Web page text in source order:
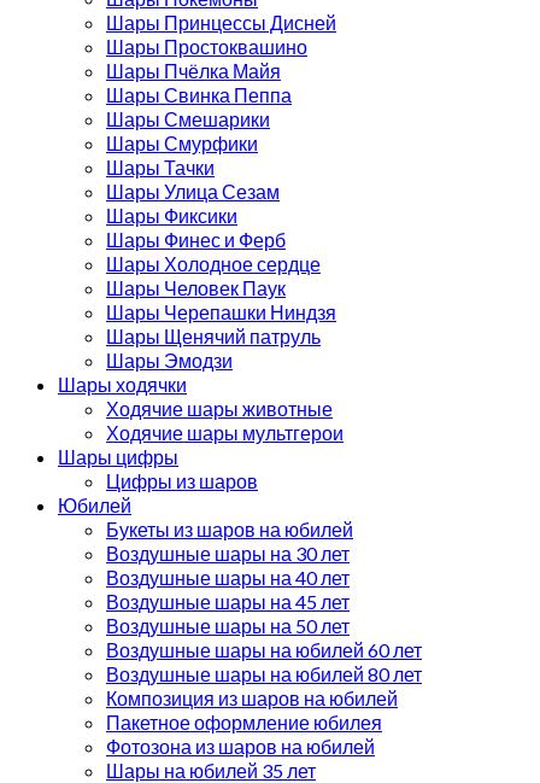
Шары Принцессы Дисней
Шары Простоквашино
Шары Пчёлка Майя
Шары Свинка Пеппа
Шары Смешарики
Шары Смурфики
Шары Тачки
Шары Улица Сезам
Шары Фиксики
Шары Финес и Ферб
Шары Холодное сердце
Шары Человек Паук
Шары Черепашки Ниндзя
Шары Щенячий патруль
Шары Эмодзи
Шары ходячки
Ходячие шары животные
Ходячие шары мультгерои
Шары цифры
Цифры из шаров
Юбилей
Букеты из шаров на юбилей
Воздушные шары на 30 лет
Воздушные шары на 40 лет
Воздушные шары на 45 лет
Воздушные шары на 50 лет
Воздушные шары на юбилей 60 лет
Воздушные шары на юбилей 80 лет
Композиция из шаров на юбилей
Пакетное оформление юбилея
Фотозона из шаров на юбилей
Шары на юбилей 35 лет